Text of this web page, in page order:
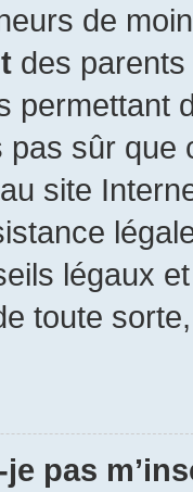
de
des parents
permettant
pas sûr
site
légaux
toute
pas